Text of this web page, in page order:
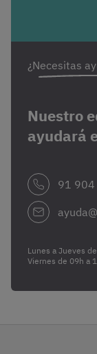
¿Necesitas
Nuestro
ayudará
91
Lunes a Jueves
Viernes de 09h a